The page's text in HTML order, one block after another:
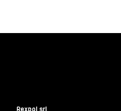
Rexpol srl